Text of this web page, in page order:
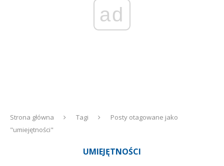
ad
Strona główna Tagi
Posty otagowane jako
"umiejętności"
UMIEJĘTNOŚCI